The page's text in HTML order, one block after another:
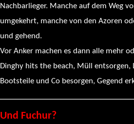
Nachbarlieger. Manche auf dem Weg
umgekehrt, manche von den Azoren
und gehend.
Vor Anker machen es dann alle mehr
Dinghy hits the beach, Müll entsorgen,
Bootsteile und Co besorgen, Gegend
Und Fuchur?